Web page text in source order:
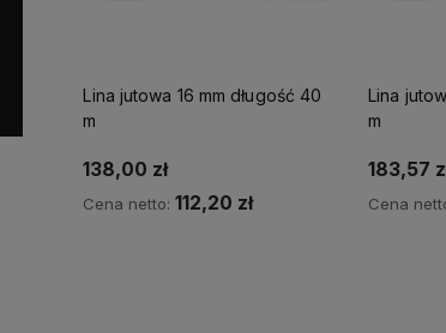
Lina jutowa 16 mm długość 40
m
138,00 zł
Cena netto:112,20 zł
Lina
m
183,57
Cena